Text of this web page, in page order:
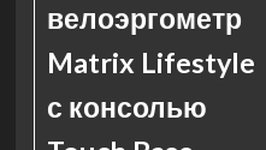
велоэргометр
Matrix Lifestyle
с консолью